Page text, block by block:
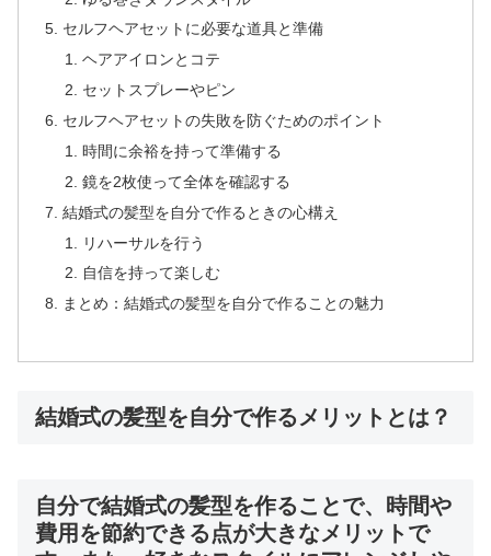
セルフヘアセットに必要な道具と準備
ヘアアイロンとコテ
セットスプレーやピン
セルフヘアセットの失敗を防ぐためのポイント
時間に余裕を持って準備する
鏡を2枚使って全体を確認する
結婚式の髪型を自分で作るときの心構え
リハーサルを行う
自信を持って楽しむ
まとめ：結婚式の髪型を自分で作ることの魅力
結婚式の髪型を自分で作るメリットとは？
自分で結婚式の髪型を作ることで、時間や
費用を節約できる点が大きなメリットで